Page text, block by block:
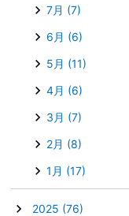
7月 (7)
6月 (6)
5月 (11)
4月 (6)
3月 (7)
2月 (8)
1月 (17)
2025 (76)